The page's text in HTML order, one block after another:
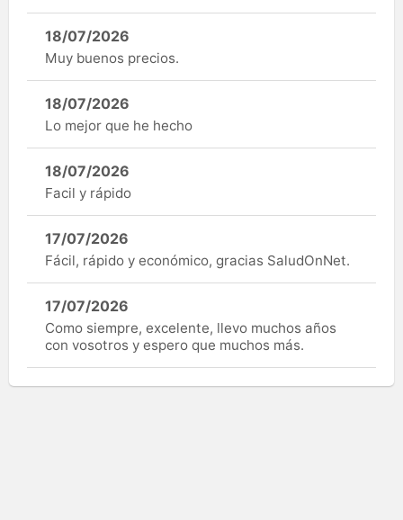
18/07/2026
Muy buenos precios.
18/07/2026
Lo mejor que he hecho
18/07/2026
Facil y rápido
17/07/2026
Fácil, rápido y económico, gracias SaludOnNet.
17/07/2026
Como siempre, excelente, llevo muchos años
con vosotros y espero que muchos más.